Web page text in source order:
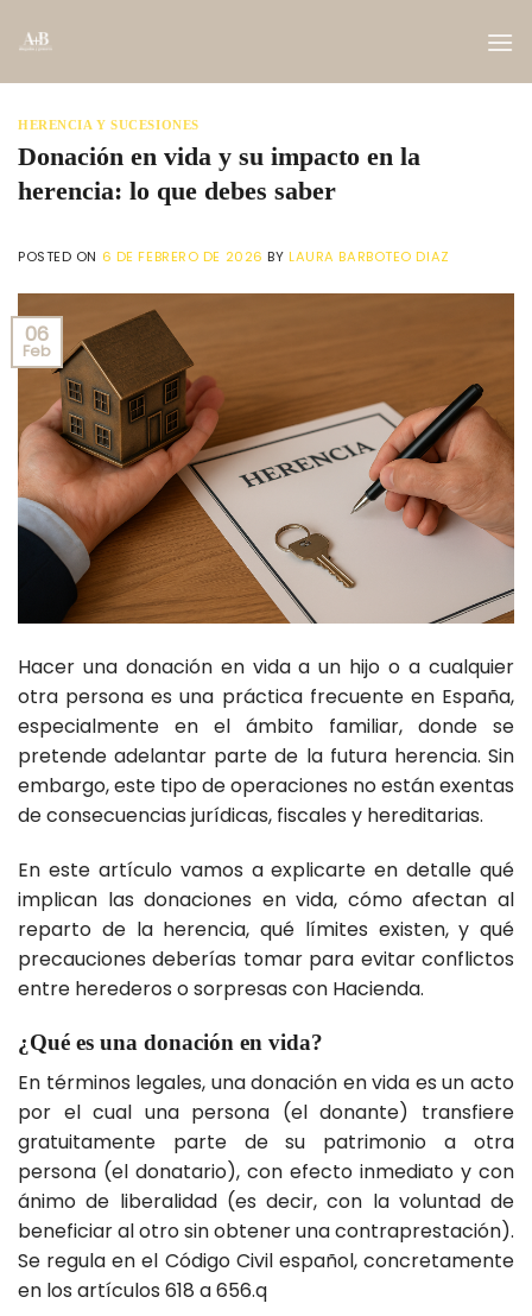
HERENCIA Y SUCESIONES
Donación en vida y su impacto en la
herencia: lo que debes saber
POSTED ON 6 DE FEBRERO DE 2026 BYLAURA BARBOTEO DIAZ
06
Feb
Hacer una donación en vida a un hijo o a cualquier
otra persona es una práctica frecuente en España,
especialmente en el ámbito familiar, donde se
pretende adelantar parte de la futura herencia. Sin
embargo, este tipo de operaciones no están exentas
de consecuencias jurídicas, fiscales y hereditarias.
En este artículo vamos a explicarte en detalle qué
implican las donaciones en vida, cómo afectan al
reparto de la herencia, qué límites existen, y qué
precauciones deberías tomar para evitar conflictos
entre herederos o sorpresas con Hacienda.
¿Qué es una donación en vida?
En términos legales, una donación en vida es un acto
por el cual una persona (el donante) transfiere
gratuitamente parte de su patrimonio a otra
persona (el donatario), con efecto inmediato y con
ánimo de liberalidad (es decir, con la voluntad de
beneficiar al otro sin obtener una contraprestación).
Se regula en el Código Civil español, concretamente
en los artículos 618 a 656.q